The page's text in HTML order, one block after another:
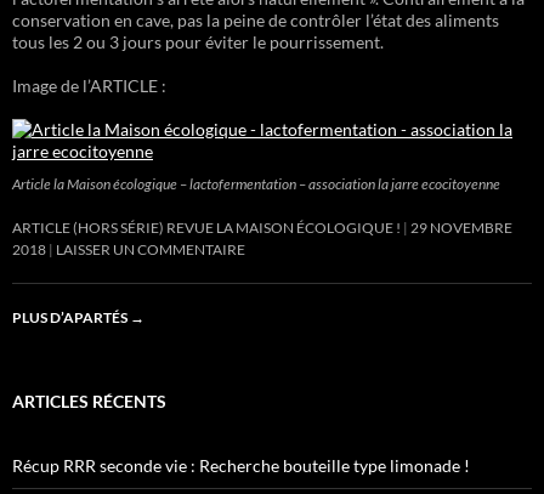
conservation en cave, pas la peine de contrôler l’état des aliments
tous les 2 ou 3 jours pour éviter le pourrissement.
Image de l’ARTICLE :
Article la Maison écologique – lactofermentation – association la jarre ecocitoyenne
ARTICLE (HORS SÉRIE) REVUE LA MAISON ÉCOLOGIQUE !
29 NOVEMBRE
2018 LAISSER UN COMMENTAIRE
PLUS D’APARTÉS →
ARTICLES RÉCENTS
Récup RRR seconde vie : Recherche bouteille type limonade !